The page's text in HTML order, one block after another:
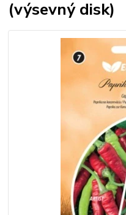
(výsevný disk)